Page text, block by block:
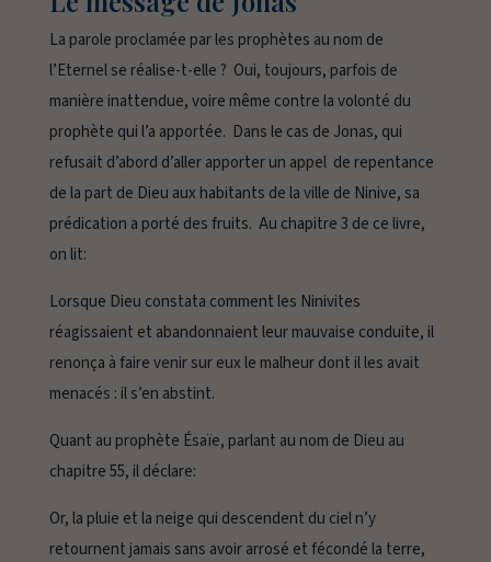
La parole proclamée par les prophètes au nom de
l’Eternel se réalise-t-elle ? Oui, toujours, parfois de
manière inattendue, voire même contre la volonté du
prophète qui l’a apportée. Dans le cas de Jonas, qui
refusait d’abord d’aller apporter un appel de repentance
de la part de Dieu aux habitants de la ville de Ninive, sa
prédication a porté des fruits. Au chapitre 3 de ce livre,
on lit:
Lorsque Dieu constata comment les Ninivites
réagissaient et abandonnaient leur mauvaise conduite, il
renonça à faire venir sur eux le malheur dont il les avait
menacés : il s’en abstint.
Quant au prophète Ésaïe, parlant au nom de Dieu au
chapitre 55, il déclare:
Or, la pluie et la neige qui descendent du ciel n’y
retournent jamais sans avoir arrosé et fécondé la terre,